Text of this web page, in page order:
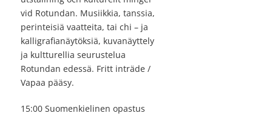
vid Rotundan. Musiikkia, tanssia,
perinteisiä vaatteita, tai chi – ja
kalligrafianäytöksiä, kuvanäyttely
ja kultturellia seurustelua
Rotundan edessä. Fritt inträde /
Vapaa pääsy.
15:00 Suomenkielinen opastus